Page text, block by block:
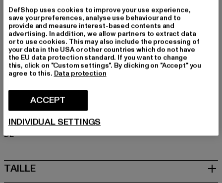
Détails: Impression
Coupe: Normal
Marque: Mister Tee
Catégorie: T-Shirts
Couleur: weiß
Couleur du fabricant: white
Composition du matériau: 100% Coton
Fabricant: TB International GmbH |
Dr.-Robert-Murjahn-Straße 7 | 64372 Ober-Ramstadt |
DE
TAILLE
DefShop uses cookies to improve your use experience,
save your preferences, analyse use behaviour and to
provide and measure interest-based contents and
advertising. In addition, we allow partners to extract data
or to use cookies. This may also include the processing of
your data in the USA or other countries which do not have
the EU data protection standard. If you want to change
this, click on "Custom settings". By clicking on "Accept" you
agree to this. Data protection
ACCEPT
INDIVIDUAL SETTINGS